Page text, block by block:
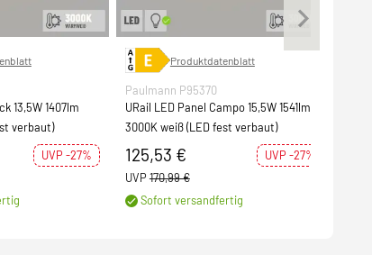
13,5W 1407lm
verbaut)
UVP -27%
Produktdatenblatt
Paulmann P95370
URail LED Panel Campo 15,5W 1541lm
3000K weiß (LED fest verbaut)
125,53 €
UVP -27%
UVP 170,99 €
Sofort versandfertig